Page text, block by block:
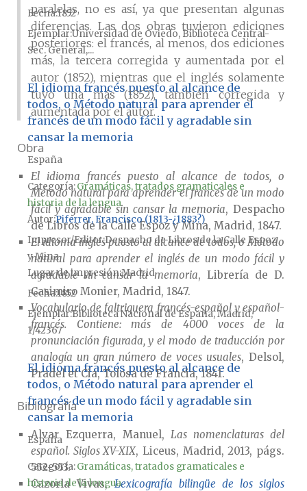
paralelas, no es así, ya que presentan algunas
diferencias. Las dos obras tuvieron ediciones
posteriores: el francés, al menos, dos ediciones
más, la tercera corregida y aumentada por el
autor (1852), mientras que el inglés solamente
tuvo una más (1852), también corregida y
aumentada por el autor.
Obra
El idioma francés puesto al alcance de todos, o
Método natural para aprender el francés de un modo
fácil y agradable sin cansar la memoria, Despacho
de Libros de la Calle Espoz y Mina, Madrid, 1847.
El idioma inglés puesto al alcance de todos, o Método
natural para aprender el inglés de un modo fácil y
agradable sin cansar la memoria, Librería de D.
Casimiro Monier, Madrid, 1847.
Vocabulario de faltriquera francés-español y español-
francés. Contiene: más de 4000 voces de la
pronunciación figurada, y el modo de traducción por
analogía un gran número de voces usuales, Delsol,
Pradel et Cia, Tolosa de Francia, 1841.
Bibliografía
Alvar Ezquerra, Manuel,Las nomenclaturas del
español. Siglos XV-XIX, Liceus, Madrid, 2013, págs.
552-553.
Cazorla Vivas,Lexicografía bilingüe de los siglos
Fecha1852
EjemplarUniversidad de Oviedo, Biblioteca Central-
Sec. General,...
El idioma francés puesto al alcance de
todos, o Método natural para aprender el
francés de un modo fácil y agradable sin
cansar la memoria
España
Categoría:Gramáticas, tratados gramaticales e
historia de la lengua
Autor Piferrer, Francisco (1813-¿1883?)
Impresor/EditorDespacho de Libros de la Calle Espoz
y Mina
Lugar de impresiónMadrid
Fecha1852
EjemplarBiblioteca Nacional de España, Madrid,
1/42367
El idioma francés puesto al alcance de
todos, o Método natural para aprender el
francés de un modo fácil y agradable sin
cansar la memoria
España
Categoría:Gramáticas, tratados gramaticales e
historia de la lengua